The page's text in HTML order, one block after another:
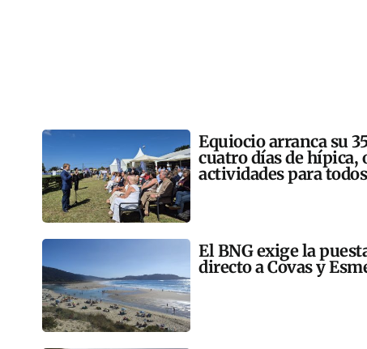
Equiocio arranca su
cuatro días de
actividades para
El BNG exige la
directo a Covas y